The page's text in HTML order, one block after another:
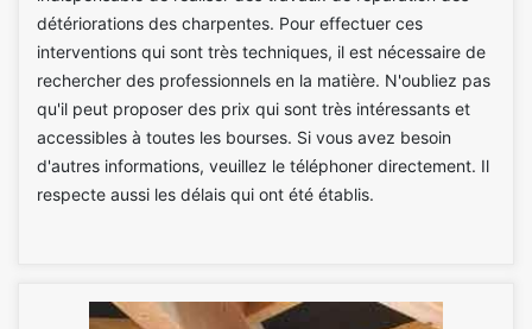
détériorations des charpentes. Pour effectuer ces
interventions qui sont très techniques, il est nécessaire de
rechercher des professionnels en la matière. N'oubliez pas
qu'il peut proposer des prix qui sont très intéressants et
accessibles à toutes les bourses. Si vous avez besoin
d'autres informations, veuillez le téléphoner directement. Il
respecte aussi les délais qui ont été établis.